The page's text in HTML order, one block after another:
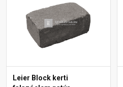
Leier Block kerti